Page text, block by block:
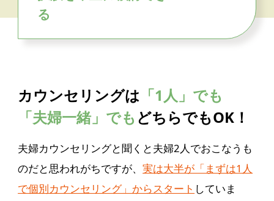
る
カウンセリングは 「1人」でも
「夫婦一緒」でも どちらでもOK！
夫婦カウンセリングと聞くと夫婦2人でおこなうも
のだと思われがちですが、実は大半が「まずは1人
で個別カウンセリング」からスタート していま